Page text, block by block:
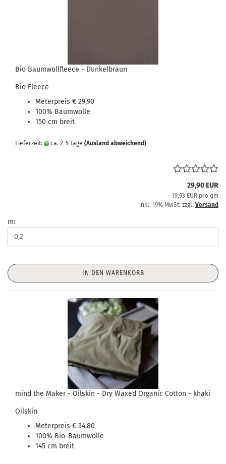
Bio Baumwollfleece - Dunkelbraun
Bio Fleece
Meterpreis € 29,90
100% Baumwolle
150 cm breit
Lieferzeit: ca. 2-5 Tage (Ausland abweichend)
29,90 EUR
19,93 EUR pro qm
inkl. 19% MwSt. zzgl. Versand
m:
IN DEN WARENKORB
mind the Maker - Oilskin - Dry Waxed Organic Cotton - khaki
Oilskin
Meterpreis € 34,80
100% Bio-Baumwolle
145 cm breit